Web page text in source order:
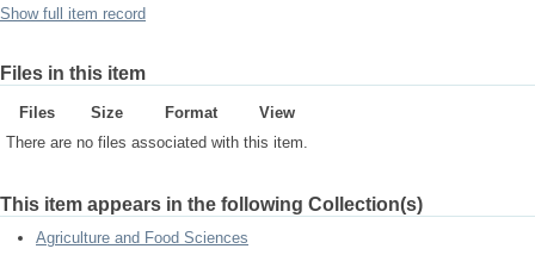
Show full item record
Files in this item
Files Size Format
View
There are no files associated with this item.
This item appears in the following Collection(s)
Agriculture and Food Sciences